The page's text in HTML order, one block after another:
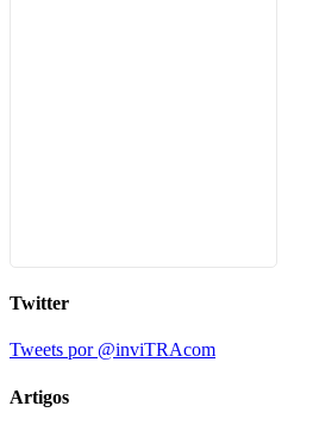
Twitter
Tweets por @inviTRAcom
Artigos